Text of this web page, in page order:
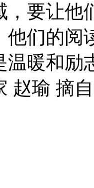
，要让他
他们的阅
温暖和励
瑜 摘自